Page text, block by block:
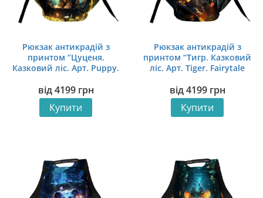
Рюкзак антикрадій з
принтом “Цуценя.
Казковий ліс. Арт. Puppy.
від4199 грн
Купити
Рюкзак антикрадій з
принтом “Тигр. Казковий
ліс. Арт. Tiger. Fairytale
від4199 грн
Купити